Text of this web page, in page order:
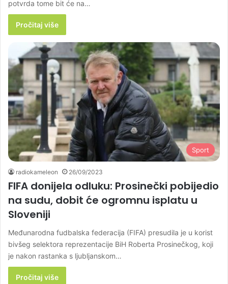
potvrda tome bit će na…
Pročitaj više
Sport
radiokameleon 26/09/2023
FIFA donijela odluku: Prosinečki pobijedio
na sudu, dobit će ogromnu isplatu u
Sloveniji
Međunarodna fudbalska federacija (FIFA) presudila je u korist
bivšeg selektora reprezentacije BiH Roberta Prosinečkog, koji
je nakon rastanka s ljubljanskom…
Pročitaj više